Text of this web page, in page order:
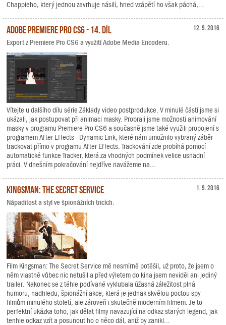
Chappieho, který jednou zavrhuje násilí, hned vzápětí ho však páchá,...
12. 9. 2016
Adobe Premiere Pro CS6 - 14. díl
Export z Premiere Pro CS6 a využití Adobe Media Encoderu.
Vítejte u dalšího dílu série Základy video postprodukce. V minulé části jsme si
ukázali, jak postupovat při animaci masky. Probrali jsme možnosti animování
masky v programu Premiere Pro CS6 a současně jsme také využili propojení s
programem After Effects - Dynamic Link, které nám umožnilo vybraný záběr
trackovat přímo v programu After Effects. Trackování zde probíhá pomocí
automatické funkce Tracker, která za vhodných podmínek velice usnadní
práci. V dnešním pokračování nejdříve navážeme na...
1. 9. 2016
Kingsman: The Secret Service
Nápaditost a styl ve špionážních tricích.
Film Kingsman: The Secret Service mě nesmírně potěšil, už proto, že jsem o
něm vlastně vůbec nic netušil a před výletem do kina jsem neviděl ani jediný
trailer. Nakonec se z téhle podívané vyklubala úžasná záležitost plná
humoru, nadhledu, špionážní akce, která je jednak skvělou poctou spy
filmům minulého století, ale zároveň i skutečně moderním filmem. Je to
perfektní ukázka toho, jak dělat filmy navazující na odkaz starých legend, jak
tenhle odkaz vzít a posunout ho o něco dál, aniž by zanikl...